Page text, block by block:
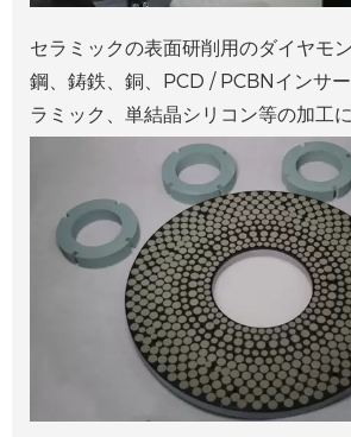
セラミックの表面研削用のダイヤモ
鋼、鋳鉄、銅、PCD / PCBNインサ
ラミック、単結晶シリコン等の加工に